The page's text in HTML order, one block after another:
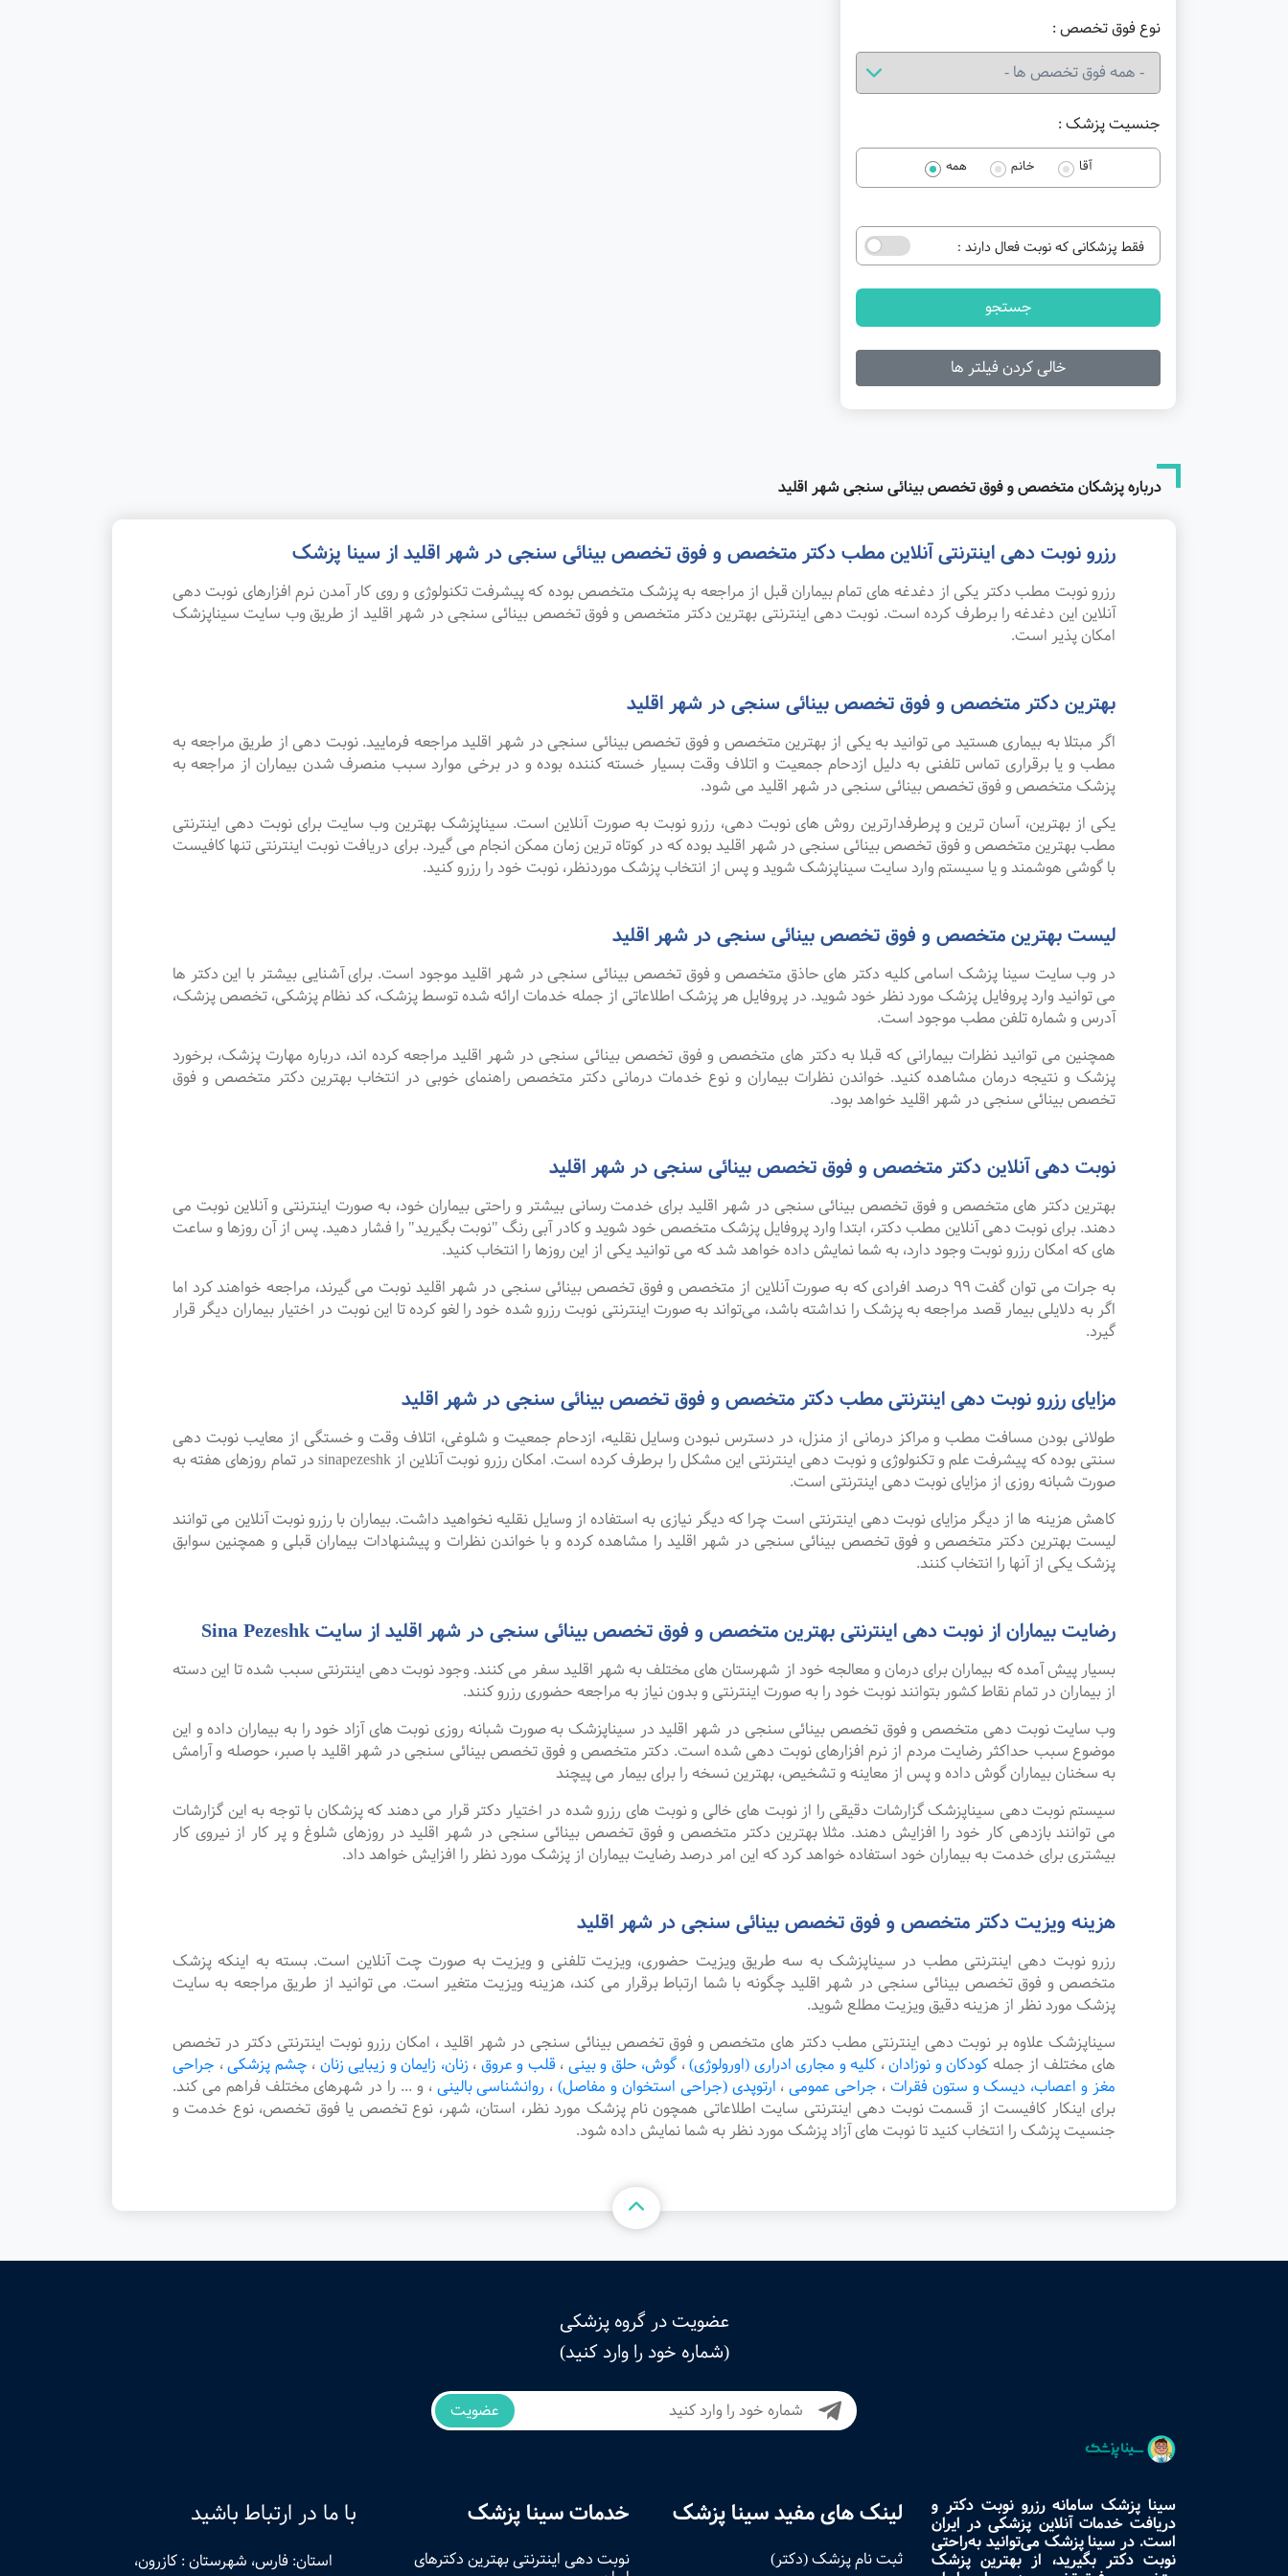
نوع فوق تخصص :
جنسیت پزشک :
آقا خانم همه
فقط پزشکانی که نوبت فعال دارند :
جستجو
خالی کردن فیلتر ها
درباره پزشکان متخصص و فوق تخصص بینائی سنجی شهر اقلید
رزرو نوبت دهی اینترنتی آنلاین مطب دکتر متخصص و فوق تخصص بینائی سنجی در شهر اقلید از سینا پزشک
رزرو نوبت مطب دکتر یکی از دغدغه های تمام بیماران قبل از مراجعه به پزشک متخصص بوده که پیشرفت تکنولوژی و روی کار آمدن نرم افزارهای نوبت دهی
آنلاین این دغدغه را برطرف کرده است. نوبت دهی اینترنتی بهترین دکتر متخصص و فوق تخصص بینائی سنجی در شهر اقلید از طریق وب سایت سیناپزشک
امکان پذیر است.
بهترین دکتر متخصص و فوق تخصص بینائی سنجی در شهر اقلید
اگر مبتلا به بیماری هستید می توانید به یکی از بهترین متخصص و فوق تخصص بینائی سنجی در شهر اقلید مراجعه فرمایید. نوبت دهی از طریق مراجعه به
مطب و یا برقراری تماس تلفنی به دلیل ازدحام جمعیت و اتلاف وقت بسیار خسته کننده بوده و در برخی موارد سبب منصرف شدن بیماران از مراجعه به
پزشک متخصص و فوق تخصص بینائی سنجی در شهر اقلید می شود.
یکی از بهترین، آسان ترین و پرطرفدارترین روش های نوبت دهی، رزرو نوبت به صورت آنلاین است. سیناپزشک بهترین وب سایت برای نوبت دهی اینترنتی
مطب بهترین متخصص و فوق تخصص بینائی سنجی در شهر اقلید بوده که در کوتاه ترین زمان ممکن انجام می گیرد. برای دریافت نوبت اینترنتی تنها کافیست
با گوشی هوشمند و یا سیستم وارد سایت سیناپزشک شوید و پس از انتخاب پزشک موردنظر، نوبت خود را رزرو کنید.
لیست بهترین متخصص و فوق تخصص بینائی سنجی در شهر اقلید
در وب سایت سینا پزشک اسامی کلیه دکتر های حاذق متخصص و فوق تخصص بینائی سنجی در شهر اقلید موجود است. برای آشنایی بیشتر با این دکتر ها
می توانید وارد پروفایل پزشک مورد نظر خود شوید. در پروفایل هر پزشک اطلاعاتی از جمله خدمات ارائه شده توسط پزشک، کد نظام پزشکی، تخصص پزشک،
آدرس و شماره تلفن مطب موجود است.
همچنین می توانید نظرات بیمارانی که قبلا به دکتر های متخصص و فوق تخصص بینائی سنجی در شهر اقلید مراجعه کرده اند، درباره مهارت پزشک، برخورد
پزشک و نتیجه درمان مشاهده کنید. خواندن نظرات بیماران و نوع خدمات درمانی دکتر متخصص راهنمای خوبی در انتخاب بهترین دکتر متخصص و فوق
تخصص بینائی سنجی در شهر اقلید خواهد بود.
نوبت دهی آنلاین دکتر متخصص و فوق تخصص بینائی سنجی در شهر اقلید
بهترین دکتر های متخصص و فوق تخصص بینائی سنجی در شهر اقلید برای خدمت رسانی بیشتر و راحتی بیماران خود، به صورت اینترنتی و آنلاین نوبت می
دهند. برای نوبت دهی آنلاین مطب دکتر، ابتدا وارد پروفایل پزشک متخصص خود شوید و کادر آبی رنگ "نوبت بگیرید" را فشار دهید. پس از آن روزها و ساعت
های که امکان رزرو نوبت وجود دارد، به شما نمایش داده خواهد شد که می توانید یکی از این روزها را انتخاب کنید.
به جرات می‌ توان گفت ۹۹ درصد افرادی که به صورت آنلاین از متخصص و فوق تخصص بینائی سنجی در شهر اقلید نوبت می گیرند، مراجعه خواهند کرد اما
اگر به دلایلی بیمار قصد مراجعه به پزشک را نداشته باشد، می‌تواند به صورت اینترنتی نوبت رزرو شده خود را لغو کرده تا این نوبت در اختیار بیماران دیگر قرار
گیرد.
مزایای رزرو نوبت دهی اینترنتی مطب دکتر متخصص و فوق تخصص بینائی سنجی در شهر اقلید
طولانی بودن مسافت مطب و مراکز درمانی از منزل، در دسترس نبودن وسایل نقلیه، ازدحام جمعیت و شلوغی، اتلاف وقت و خستگی از معایب نوبت دهی
سنتی بوده که پیشرفت علم و تکنولوژی و نوبت دهی اینترنتی این مشکل را برطرف کرده است. امکان رزرو نوبت آنلاین از sinapezeshk در تمام روزهای هفته به
صورت شبانه روزی از مزایای نوبت دهی اینترنتی است.
کاهش هزینه ها از دیگر مزایای نوبت دهی اینترنتی است چرا که دیگر نیازی به استفاده از وسایل نقلیه نخواهید داشت. بیماران با رزرو نوبت آنلاین می توانند
لیست بهترین دکتر متخصص و فوق تخصص بینائی سنجی در شهر اقلید را مشاهده کرده و با خواندن نظرات و پیشنهادات بیماران قبلی و همچنین سوابق
پزشک یکی از آنها را انتخاب کنند.
رضایت بیماران از نوبت دهی اینترنتی بهترین متخصص و فوق تخصص بینائی سنجی در شهر اقلید از سایت Sina Pezeshk
بسیار پیش آمده که بیماران برای درمان و معالجه خود از شهرستان های مختلف به شهر اقلید سفر می کنند. وجود نوبت دهی اینترنتی سبب شده تا این دسته
از بیماران در تمام نقاط کشور بتوانند نوبت خود را به صورت اینترنتی و بدون نیاز به مراجعه حضوری رزرو کنند.
وب سایت نوبت دهی متخصص و فوق تخصص بینائی سنجی در شهر اقلید در سیناپزشک به صورت شبانه روزی نوبت های آزاد خود را به بیماران داده و این
موضوع سبب حداکثر رضایت مردم از نرم افزارهای نوبت دهی شده است. دکتر متخصص و فوق تخصص بینائی سنجی در شهر اقلید با صبر، حوصله و آرامش
به سخنان بیماران گوش داده و پس از معاینه و تشخیص، بهترین نسخه را برای بیمار می پیچند
سیستم نوبت دهی سیناپزشک گزارشات دقیقی را از نوبت های خالی و نوبت های رزرو شده در اختیار دکتر قرار می دهند که پزشکان با توجه به این گزارشات
می توانند بازدهی کار خود را افزایش دهند. مثلا بهترین دکتر متخصص و فوق تخصص بینائی سنجی در شهر اقلید در روزهای شلوغ و پر کار از نیروی کار
بیشتری برای خدمت به بیماران خود استفاده خواهد کرد که این امر درصد رضایت بیماران از پزشک مورد نظر را افزایش خواهد داد.
هزینه ویزیت دکتر متخصص و فوق تخصص بینائی سنجی در شهر اقلید
رزرو نوبت دهی اینترنتی مطب در سیناپزشک به سه طریق ویزیت حضوری، ویزیت تلفنی و ویزیت به صورت چت آنلاین است. بسته به اینکه پزشک
متخصص و فوق تخصص بینائی سنجی در شهر اقلید چگونه با شما ارتباط برقرار می کند، هزینه ویزیت متغیر است. می توانید از طریق مراجعه به سایت
پزشک مورد نظر از هزینه دقیق ویزیت مطلع شوید.
سیناپزشک علاوه بر نوبت دهی اینترنتی مطب دکتر های متخصص و فوق تخصص بینائی سنجی در شهر اقلید ، امکان رزرو نوبت اینترنتی دکتر در تخصص
های مختلف از جمله کودکان و نوزادان، کلیه و مجاری ادراری (اورولوژی)، گوش، حلق و بینی ، قلب و عروق ، زنان، زایمان و زیبایی زنان ، چشم پزشکی، جراحی
مغز و اعصاب، دیسک و ستون فقرات ، جراحی عمومی ، ارتوپدی (جراحی استخوان و مفاصل) ، روانشناسی بالینی ، و ... را در شهرهای مختلف فراهم می کند.
برای اینکار کافیست از قسمت نوبت دهی اینترنتی سایت اطلاعاتی همچون نام پزشک مورد نظر، استان، شهر، نوع تخصص یا فوق تخصص، نوع خدمت و
جنسیت پزشک را انتخاب کنید تا نوبت های آزاد پزشک مورد نظر به شما نمایش داده شود.
عضویت در گروه پزشکی
(شماره خود را وارد کنید)
عضویت
سینا پزشک سامانه رزرو نوبت دکتر و
دریافت خدمات آنلاین پزشکی در ایران
است. در سینا پزشک می‌توانید به‌راحتی
نوبت دکتر بگیرید، از بهترین پزشک
لینک های مفید سینا پزشک
ثبت نام پزشک (دکتر)
خدمات سینا پزشک
نوبت‌ دهی اینترنتی بهترین دکترهای
با ما در ارتباط باشید
استان: فارس، شهرستان : کازرون،